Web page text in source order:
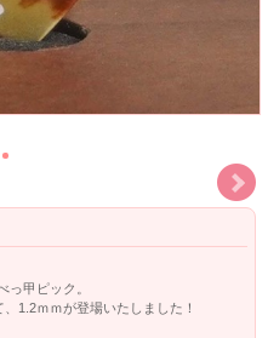
っ甲ピック。
1.2ｍｍが登場いたしました！